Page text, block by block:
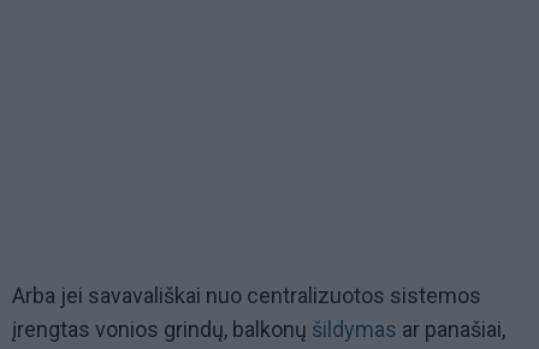
Arba jei savavališkai nuo centralizuotos sistemos
įrengtas vonios grindų, balkonų šildymas ar panašiai,